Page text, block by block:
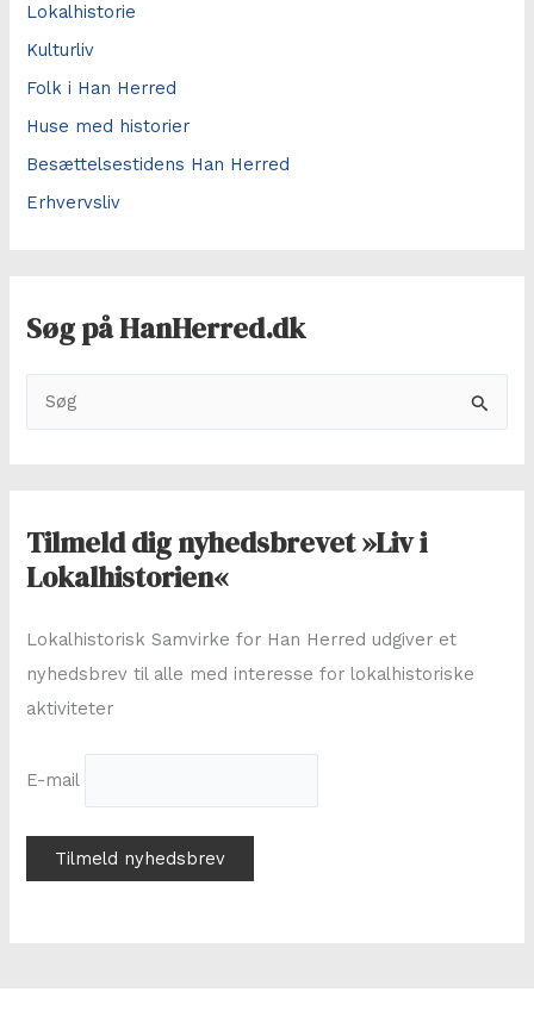
Lokalhistorie
Kulturliv
Folk i Han Herred
Huse med historier
Besættelsestidens Han Herred
Erhvervsliv
Søg på HanHerred.dk
ø
f
t
r
:
Tilmeld dig nyhedsbrevet »Liv i
Lokalhistorien«
Lokalhistorisk Samvirke for Han Herred udgiver et
nyhedsbrev til alle med interesse for lokalhistoriske
aktiviteter
E-mail